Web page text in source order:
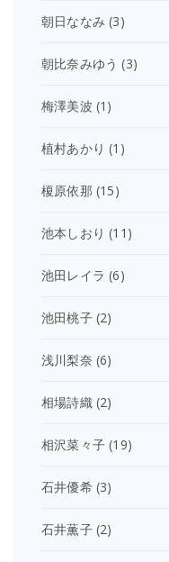
朝日ななみ (3)
朝比奈みゆう (3)
梅澤美波 (1)
植村あかり (1)
榎原依那 (15)
池本しおり (11)
池田レイラ (6)
池田桃子(2)
浅川梨奈 (6)
相場詩織(2)
相沢菜々子 (19)
石井優希(3)
石井薫子(2)